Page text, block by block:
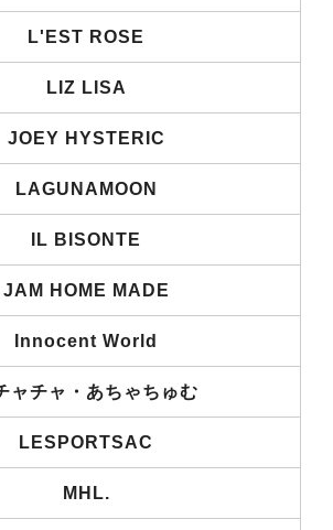
L'EST ROSE
LIZ LISA
JOEY HYSTERIC
LAGUNAMOON
IL BISONTE
JAM HOME MADE
Innocent World
ャチャ・あちゃちゅむ
LESPORTSAC
MHL.